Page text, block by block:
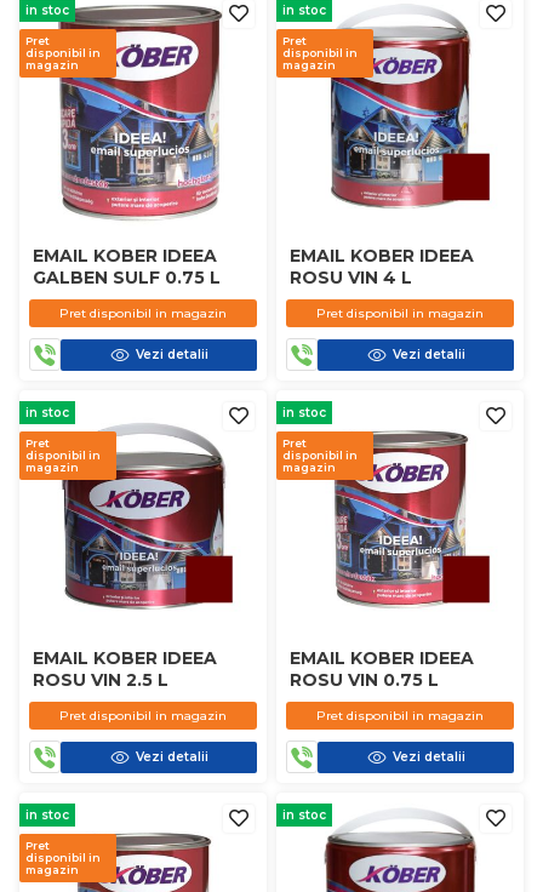
in stoc
Pret
disponibil in
magazin
EMAIL KOBER IDEEA
GALBEN SULF 0.75 L
Pret disponibil in magazin
Vezi detalii
in stoc
Pret
disponibil in
magazin
EMAIL KOBER IDEEA
ROSU VIN 4 L
Pret disponibil in magazin
Vezi detalii
in stoc
Pret
disponibil in
magazin
EMAIL KOBER IDEEA
ROSU VIN 2.5 L
Pret disponibil in magazin
Vezi detalii
in stoc
Pret
disponibil in
magazin
EMAIL KOBER IDEEA
ROSU VIN 0.75 L
Pret disponibil in magazin
Vezi detalii
in stoc
Pret
disponibil in
magazin
in stoc